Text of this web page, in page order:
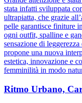
stata infatti sviluppata
ultrapiatta, che grazie
pelle garantisce finiture
ogni outfit, spalline e
sensazione di
propone una nuova
estetica, innovazione e
femminilità in modo
Ritmo Urbano,